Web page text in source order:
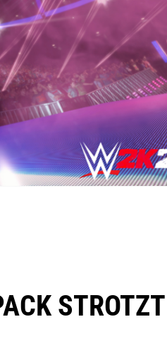
STROTZT